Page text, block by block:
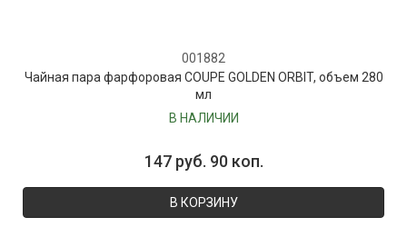
001882
Чайная пара фарфоровая COUPE GOLDEN ORBIT, объем 280
мл
В НАЛИЧИИ
147 руб. 90 коп.
В КОРЗИНУ